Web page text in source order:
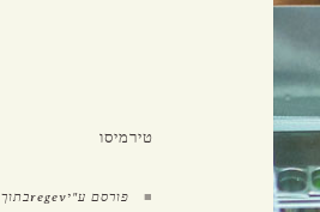
טירמיסו
■ פורסם ע"יregevבתוך